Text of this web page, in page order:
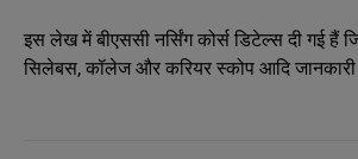
इस लेख में बीएससी नर्सिंग कोर्स डिटेल्स दी गई हैं
सिलेबस, कॉलेज और करियर स्कोप आदि जानकारी